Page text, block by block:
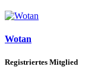
Wotan
Registriertes Mitglied